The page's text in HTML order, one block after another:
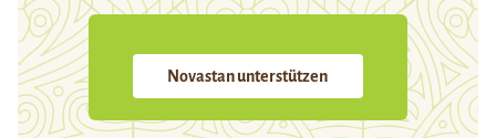
Novastan unterstützen